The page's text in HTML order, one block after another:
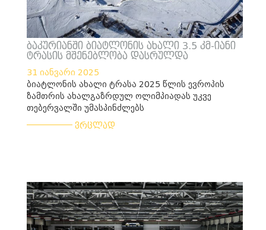
ბაკურიანში ბიატლონის ახალი 3.5 კმ-იანი
ტრასის მშენებლობა დასრულდა
31 იანვარი 2025
ბიატლონის ახალი ტრასა 2025 წლის ევროპის
ზამთრის ახალგაზრდულ ოლიმპიადას უკვე
თებერვალში უმასპინძლებს
ვრცლად